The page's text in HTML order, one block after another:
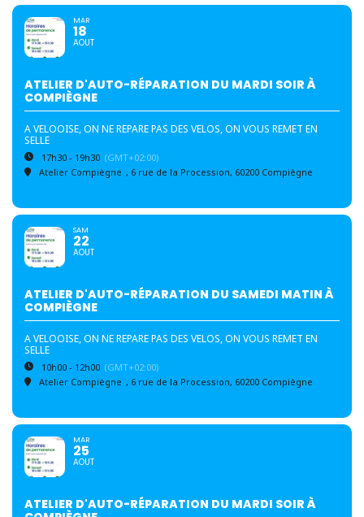
MAR
18
AOUT
ATELIER D'AUTO-RÉPARATION DU MARDI SOIR À
COMPIÈGNE
A VELOOISE, ON NE REPARE PAS DES VELOS, ON VOUS REMET EN
SELLE
17h30 - 19h30 (GMT+02:00)
Atelier Compiègne , 6 rue de la Procession, 60200 Compiègne
SAM
22
AOUT
ATELIER D'AUTO-RÉPARATION DU SAMEDI MATIN À
COMPIÈGNE
A VELOOISE, ON NE REPARE PAS DES VELOS, ON VOUS REMET EN
SELLE
10h00 - 12h00 (GMT+02:00)
Atelier Compiègne , 6 rue de la Procession, 60200 Compiègne
MAR
25
AOUT
ATELIER D'AUTO-RÉPARATION DU MARDI SOIR À